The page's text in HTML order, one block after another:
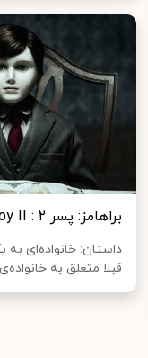
براهامز: پسر ۲ : Brahms: The Boy II
داستان: ‌خانواده‌ای
قبلا متعلق به